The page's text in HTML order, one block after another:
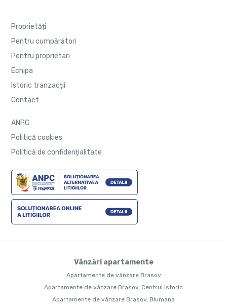
Proprietăți
Pentru cumpărători
Pentru proprietari
Echipa
Istoric tranzacții
Contact
ANPC
Politică cookies
Politică de confidențialitate
Vânzări apartamente
Apartamente de vânzare Brasov
Apartamente de vânzare Brasov, Centrul Istoric
Apartamente de vânzare Brasov, Blumana